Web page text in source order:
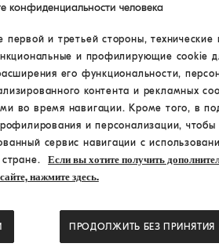
конфиденциальности человека
и третьей стороны,
и профилирующие cookie
его функциональности,
контента и рекламных
во время навигации. Кроме того, в
и персонализации, чтобы
сервис навигации с
Если вы хотите получить
нажмите здесь.
ПРОДОЛЖИТЬ БЕЗ ПРИНЯТИЯ